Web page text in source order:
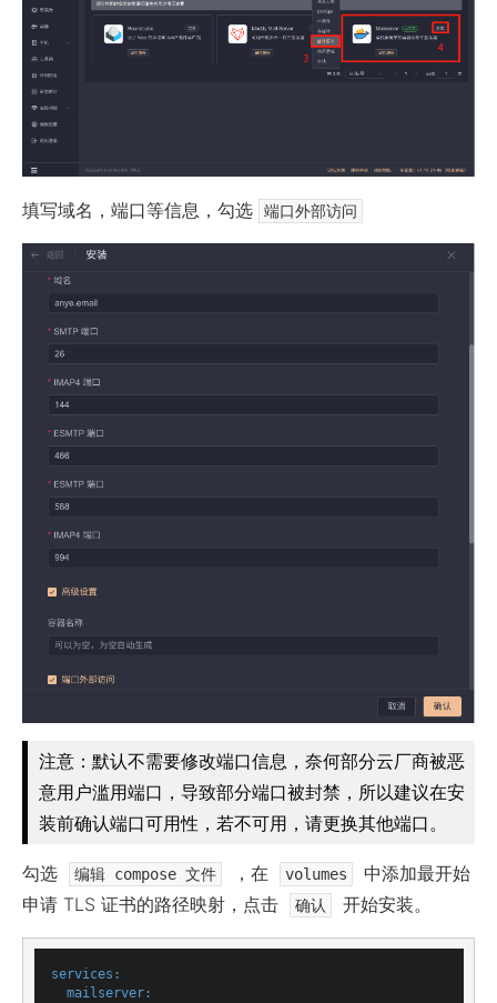
填写域名，端口等信息，勾选 端口外部访问
注意：默认不需要修改端口信息，奈何部分云厂商被恶
意用户滥用端口，导致部分端口被封禁，所以建议在安
装前确认端口可用性，若不可用，请更换其他端口。
勾选 编辑 compose 文件 ，在 volumes
中添加最开始
申请 TLS 证书的路径映射，点击
确认 开始安装。
services:
mailserver: